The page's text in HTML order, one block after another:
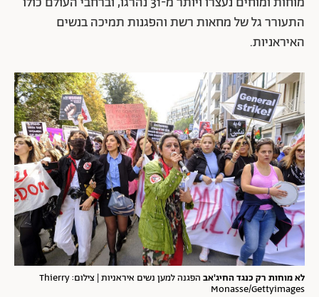
התעורר גל של מחאות רשת והפגנות תמיכה בנשים
האיראניות.
לא מוחות רק כנגד החיג'אב
הפגנה למען נשים איראניות | צילום: Thierry
Monasse/Gettyimages